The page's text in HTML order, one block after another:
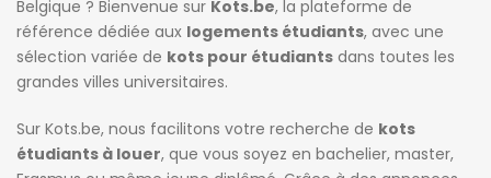
Belgique ? Bienvenue sur Kots.be, la plateforme de
référence dédiée aux logements étudiants, avec une
sélection variée de kots pour étudiants dans toutes les
grandes villes universitaires.
Sur Kots.be, nous facilitons votre recherche de kots
étudiants à louer, que vous soyez en bachelier, master,